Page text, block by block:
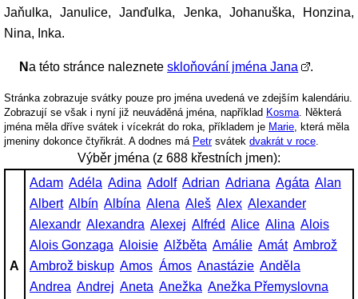
Jaňulka, Janulice, Janďulka, Jenka, Johanuška, Honzina,
Nina, Inka.
Na této stránce nalezneteskloňování jména Jana .
Stránka zobrazuje svátky pouze pro jména uvedená ve zdejším kalendáriu.
Zobrazují se však i nyní již neuváděná jména, například Kosma . Některá
jména měla dříve svátek i vícekrát do roka, příkladem je Marie , která měla
jmeniny dokonce čtyřikrát. A dodnes má Petrsvátek dvakrát v roce
Výběr jména (z 688 křestních jmen):
A
Adam Adéla Adina Adolf Adrian Adriana Agáta Alan
Albert Albín Albína Alena Aleš Alex Alexander
Alexandr Alexandra Alexej Alfréd Alice Alina Alois
Alois Gonzaga Aloisie Alžběta Amálie Amát Ambrož
Ambrož biskup Amos Ámos Anastázie Anděla
Andrea Andrej Aneta Anežka Anežka Přemyslovna